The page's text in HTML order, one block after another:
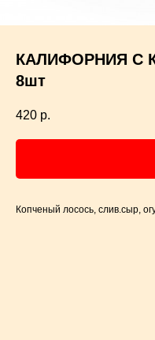
КАЛИФОРНИЯ С
8шт
420 р.
Копченый лосось, слив.сыр,